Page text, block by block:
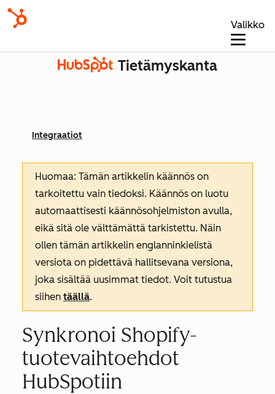
Valikko
Tietämyskanta
Integraatiot
Huomaa: Tämän artikkelin käännös on
tarkoitettu vain tiedoksi. Käännös on luotu
automaattisesti käännösohjelmiston avulla,
eikä sitä ole välttämättä tarkistettu. Näin
ollen tämän artikkelin englanninkielistä
versiota on pidettävä hallitsevana versiona,
joka sisältää uusimmat tiedot. Voit tutustua
siihen täällä.
Synkronoi Shopify-
tuotevaihtoehdot
HubSpotiin